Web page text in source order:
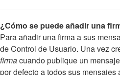
¿Cómo se puede añadir una
Para añadir una firma a sus
de Control de Usuario. Una vez
firmacuando publique un
por defecto a todos sus